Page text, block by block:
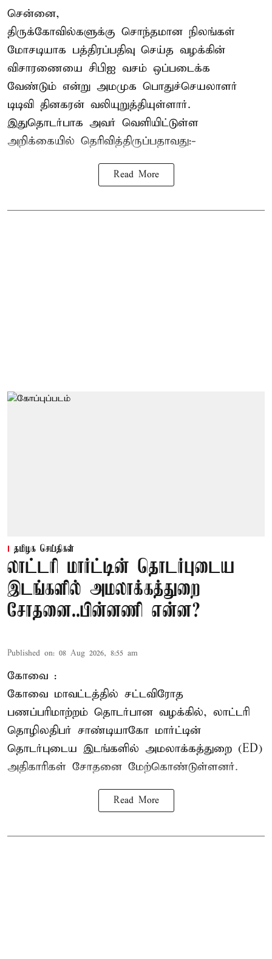
சென்னை,
திருக்கோவில்களுக்கு சொந்தமான நிலங்கள்
மோசடியாக பத்திரப்பதிவு செய்த வழக்கின்
விசாரணையை சிபிஐ வசம் ஒப்படைக்க
வேண்டும் என்று அமமுக பொதுச்செயலாளர்
டிடிவி தினகரன் வலியுறுத்தியுள்ளார்.
இதுதொடர்பாக அவர் வெளியிட்டுள்ள
அறிக்கையில் தெரிவித்திருப்பதாவது:-
Read More
தமிழக செய்திகள்
லாட்டரி மார்ட்டின் தொடர்புடைய
இடங்களில் அமலாக்கத்துறை
சோதனை..பின்னணி என்ன?
Published on: 08 Aug 2026, 8:55 am
கோவை :
கோவை மாவட்டத்தில் சட்டவிரோத
பணப்பரிமாற்றம் தொடர்பான வழக்கில், லாட்டரி
தொழிலதிபர் சாண்டியாகோ மார்ட்டின்
தொடர்புடைய இடங்களில் அமலாக்கத்துறை (ED)
அதிகாரிகள் சோதனை மேற்கொண்டுள்ளனர்.
Read More